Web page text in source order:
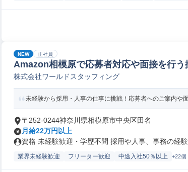
NEW 正社員
Amazon相模原で応募者対応や面接を行
株式会社ワールドスタッフィング
未経験から採用・人事の仕事に挑戦！応募者へのご案内や
〒252-0244神奈川県相模原市中央区田名
月給22万円以上
資格 未経験歓迎・学歴不問 採用や人事、事務の経
業界未経験歓迎 フリーター歓迎 中途入社50％以上 +22個